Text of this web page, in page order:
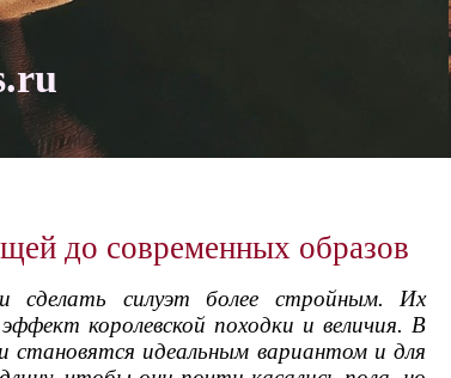
до современных образов
сделать силуэт более стройным. Их
королевской походки и величия. В
идеальным вариантом и для